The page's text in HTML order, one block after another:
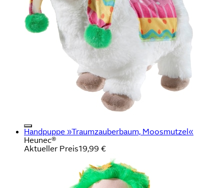
Handpuppe »Traumzauberbaum, Moosmutzel«
Heunec®
Aktueller Preis19,99 €